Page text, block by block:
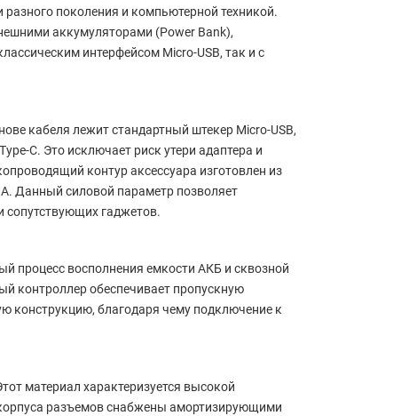
поколения и компьютерной техникой.
аккумуляторами (Power Bank),
интерфейсом Micro-USB, так и с
кабеля лежит стандартный штекер Micro-USB,
C. Это исключает риск утери адаптера и
контур аксессуара изготовлен из
Данный силовой параметр позволяет
гаджетов.
процесс восполнения емкости АКБ и сквозной
контроллер обеспечивает пропускную
конструкцию, благодаря чему подключение к
материал характеризуется высокой
разъемов снабжены амортизирующими